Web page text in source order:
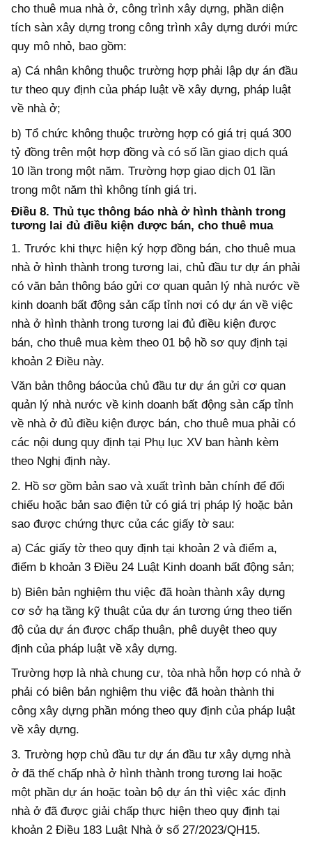
cho thuê mua nhà ở, công trình xây dựng, phần diện
tích sàn xây dựng trong công trình xây dựng dưới mức
quy mô nhỏ, bao gồm:
a) Cá nhân không thuộc trường hợp phải lập dự án đầu
tư theo quy định của pháp luật về xây dựng, pháp luật
về nhà ở;
b) Tổ chức không thuộc trường hợp có giá trị quá 300
tỷ đồng trên một hợp đồng và có số lần giao dịch quá
10 lần trong một năm. Trường hợp giao dịch 01 lần
trong một năm thì không tính giá trị.
Điều 8. Thủ tục thông báo nhà ở hình thành trong
tương lai đủ điều kiện được bán, cho thuê mua
1. Trước khi thực hiện ký hợp đồng bán, cho thuê mua
nhà ở hình thành trong tương lai, chủ đầu tư dự án phải
có văn bản thông báo gửi cơ quan quản lý nhà nước về
kinh doanh bất động sản cấp tỉnh nơi có dự án về việc
nhà ở hình thành trong tương lai đủ điều kiện được
bán, cho thuê mua kèm theo 01 bộ hồ sơ quy định tại
khoản 2 Điều này.
Văn bản thông báocủa chủ đầu tư dự án gửi cơ quan
quản lý nhà nước về kinh doanh bất động sản cấp tỉnh
về nhà ở đủ điều kiện được bán, cho thuê mua phải có
các nội dung quy định tại Phụ lục XV ban hành kèm
theo Nghị định này.
2. Hồ sơ gồm bản sao và xuất trình bản chính để đối
chiếu hoặc bản sao điện tử có giá trị pháp lý hoặc bản
sao được chứng thực của các giấy tờ sau:
a) Các giấy tờ theo quy định tại khoản 2 và điểm a,
điểm b khoản 3 Điều 24 Luật Kinh doanh bất động sản;
b) Biên bản nghiệm thu việc đã hoàn thành xây dựng
cơ sở hạ tầng kỹ thuật của dự án tương ứng theo tiến
độ của dự án được chấp thuận, phê duyệt theo quy
định của pháp luật về xây dựng.
Trường hợp là nhà chung cư, tòa nhà hỗn hợp có nhà ở
phải có biên bản nghiệm thu việc đã hoàn thành thi
công xây dựng phần móng theo quy định của pháp luật
về xây dựng.
3. Trường hợp chủ đầu tư dự án đầu tư xây dựng nhà
ở đã thế chấp nhà ở hình thành trong tương lai hoặc
một phần dự án hoặc toàn bộ dự án thì việc xác định
nhà ở đã được giải chấp thực hiện theo quy định tại
khoản 2 Điều 183 Luật Nhà ở số 27/2023/QH15.